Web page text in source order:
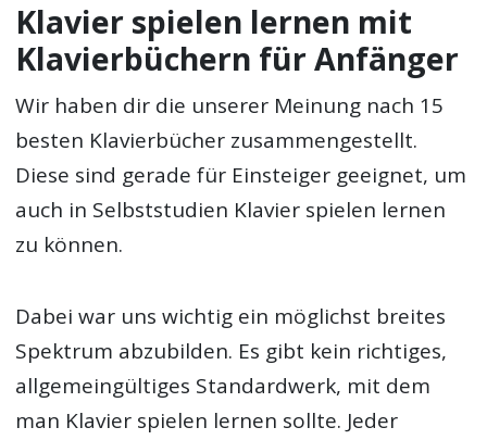
Klavier spielen lernen mit
Klavierbüchern für Anfänger
Wir haben dir die unserer Meinung nach 15
besten Klavierbücher zusammengestellt.
Diese sind gerade für Einsteiger geeignet, um
auch in Selbststudien Klavier spielen lernen
zu können.
Dabei war uns wichtig ein möglichst breites
Spektrum abzubilden. Es gibt kein richtiges,
allgemeingültiges Standardwerk, mit dem
man Klavier spielen lernen sollte. Jeder